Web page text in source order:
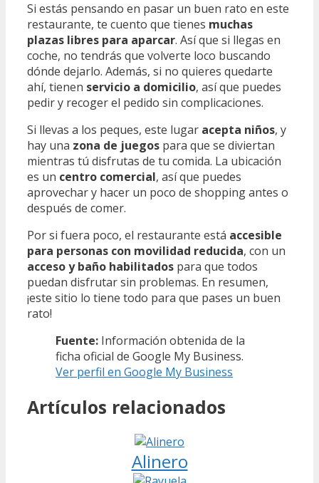
Si estás pensando en pasar un buen rato en este
restaurante, te cuento que tienes muchas
plazas libres para aparcar. Así que si llegas en
coche, no tendrás que volverte loco buscando
dónde dejarlo. Además, si no quieres quedarte
ahí, tienen servicio a domicilio, así que puedes
pedir y recoger el pedido sin complicaciones.
Si llevas a los peques, este lugar acepta niños, y
hay una zona de juegos para que se diviertan
mientras tú disfrutas de tu comida. La ubicación
es un centro comercial, así que puedes
aprovechar y hacer un poco de shopping antes o
después de comer.
Por si fuera poco, el restaurante está accesible
para personas con movilidad reducida, con un
acceso y baño habilitados para que todos
puedan disfrutar sin problemas. En resumen,
¡este sitio lo tiene todo para que pases un buen
rato!
Fuente: Información obtenida de la
ficha oficial de Google My Business.
Ver perfil en Google My Business
Artículos relacionados
Alinero